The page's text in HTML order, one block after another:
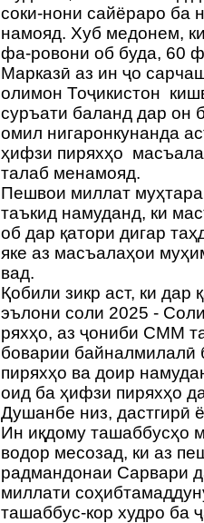
соки-нони сайёраро ба
намояд. Хуб медонем,
фа-ровони об буда, 60
Марказӣ аз ин ҷо
олимон Тоҷикистон
суръати баланд дар он
омил нигаронкунанда
ҳифзи пиряхҳо
талаб менамояд.
Пешвои миллат
таъкид намуданд, ки
об дар қатори дигар
яке аз масъалаҳои
вад.
Қобили зикр аст, ки
эълони соли 2025 -
ряхҳо, аз ҷониби СММ
боварии байналмилалӣ
пиряхҳо ва доир
оид ба ҳифзи пиряхҳо
Душанбе низ, дастгирӣ
Ин иқдому ташаббусҳо
водор месозад, ки аз
радмандонаи Сарвари
миллати
ташаббус-кор худро ба